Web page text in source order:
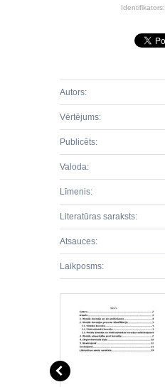
Identifikators:
Autors:
Vērtējums:
Publicēts:
Valoda:
Līmenis:
Literatūras saraksts:
Atsauces:
Laikposms: